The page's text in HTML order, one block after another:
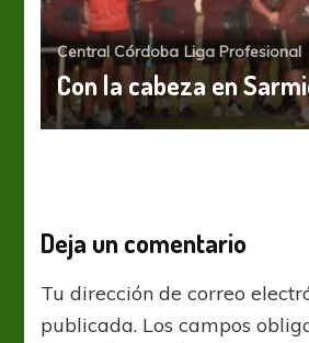
Central Córdoba Liga Profesional
Con la cabeza en
Deja un comentario
Tu dirección de correo
publicada. Los campos